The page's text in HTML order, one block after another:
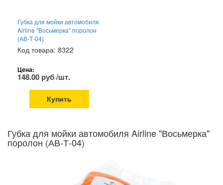
Губка для мойки автомобиля
Airline "Восьмерка" поролон
(АВ-Т-04)
Код товара: 8322
Цена:
148.00 руб /шт.
Купить
Губка для мойки автомобиля Airline "Восьмерка"
поролон (АВ-Т-04)